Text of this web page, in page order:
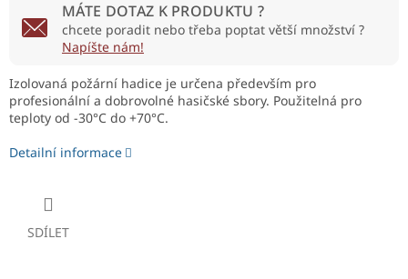
MÁTE DOTAZ K PRODUKTU ?
chcete poradit nebo třeba poptat větší množství ?
Napíšte nám!
Izolovaná požární hadice je určena především pro
profesionální a dobrovolné hasičské sbory. Použitelná pro
teploty od -30°C do +70°C.
Detailní informace
SDÍLET